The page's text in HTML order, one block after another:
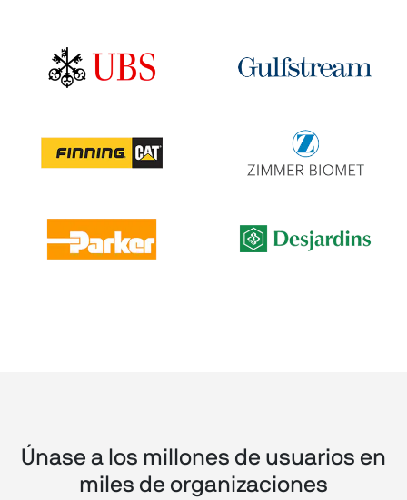
Únase a los millones de usuarios en
miles de organizaciones